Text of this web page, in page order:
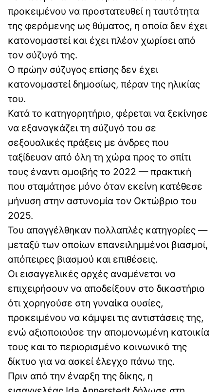
προκειμένου να προστατευθεί η ταυτότητα
της φερόμενης ως θύματος, η οποία δεν έχει
κατονομαστεί και έχει πλέον χωρίσει από
τον σύζυγό της.
Ο πρώην σύζυγος επίσης δεν έχει
κατονομαστεί δημοσίως, πέραν της ηλικίας
του.
Κατά το κατηγορητήριο, φέρεται να ξεκίνησε
να εξαναγκάζει τη σύζυγό του σε
σεξουαλικές πράξεις με άνδρες που
ταξίδευαν από όλη τη χώρα προς το σπίτι
τους έναντι αμοιβής το 2022 — πρακτική
που σταμάτησε μόνο όταν εκείνη κατέθεσε
μήνυση στην αστυνομία τον Οκτώβριο του
2025.
Του απαγγέλθηκαν πολλαπλές κατηγορίες —
μεταξύ των οποίων επανειλημμένοι βιασμοί,
απόπειρες βιασμού και επιθέσεις.
Οι εισαγγελικές αρχές αναμένεται να
επιχειρήσουν να αποδείξουν στο δικαστήριο
ότι χορηγούσε στη γυναίκα ουσίες,
προκειμένου να κάμψει τις αντιστάσεις της,
ενώ αξιοποιούσε την απομονωμένη κατοικία
τους και το περιορισμένο κοινωνικό της
δίκτυο για να ασκεί έλεγχο πάνω της.
Πριν από την έναρξη της δίκης, η